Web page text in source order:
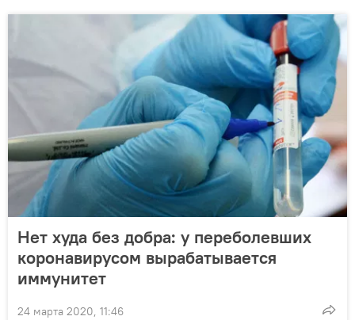
Нет худа без добра: у переболевших
коронавирусом вырабатывается
иммунитет
24 марта 2020, 11:46